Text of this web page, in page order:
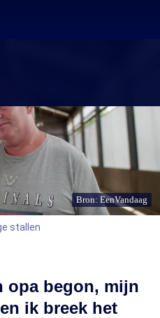
Bron: EenVandaag
stallen
opa begon, mijn
ik breek het